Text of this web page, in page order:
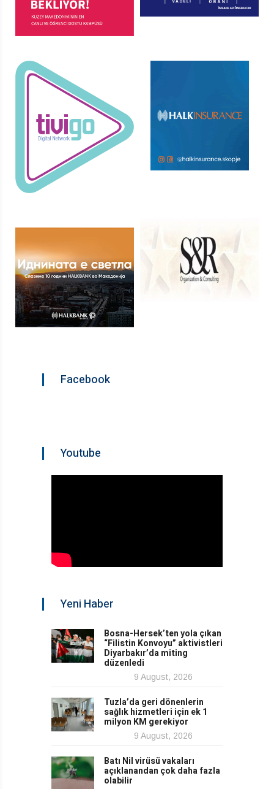
Facebook
Youtube
Yeni Haber
Bosna-Hersek’ten yola çıkan
“Filistin Konvoyu” aktivistleri
Diyarbakır’da miting
düzenledi
9 August, 2026
Tuzla’da geri dönenlerin
sağlık hizmetleri için ek 1
milyon KM gerekiyor
9 August, 2026
Batı Nil virüsü vakaları
açıklanandan çok daha fazla
olabilir